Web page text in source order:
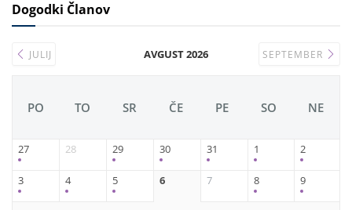
Dogodki Članov
JULIJ AVGUST 2026 SEPTEMBER
PO TO SR ČE PE SO NE
27 28 29 30 31 1 2
3 4 5 6 7 8 9